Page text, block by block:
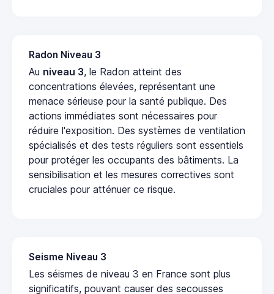
Radon Niveau 3
Au niveau 3, le Radon atteint des
concentrations élevées, représentant une
menace sérieuse pour la santé publique. Des
actions immédiates sont nécessaires pour
réduire l'exposition. Des systèmes de ventilation
spécialisés et des tests réguliers sont essentiels
pour protéger les occupants des bâtiments. La
sensibilisation et les mesures correctives sont
cruciales pour atténuer ce risque.
Seisme Niveau 3
Les séismes de niveau 3 en France sont plus
significatifs, pouvant causer des secousses